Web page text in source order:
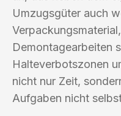
Umzugsgüter auch
Demontagearbeiten
Halteverbotszonen
nicht nur Zeit,
Aufgaben nicht